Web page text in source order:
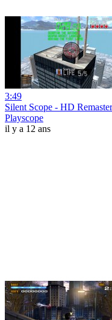
3:49
Silent Scope - HD
Playscope
il y a 12 ans